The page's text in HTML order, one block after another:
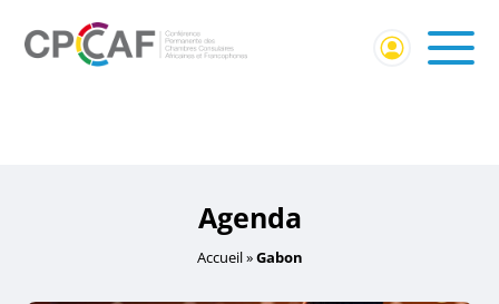
Gabon
Agenda
Accueil»Gabon